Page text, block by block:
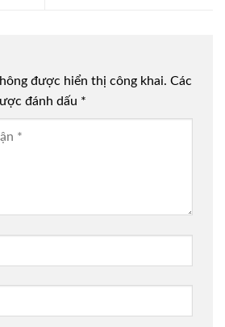
được hiển thị công khai. Các
đánh dấu *